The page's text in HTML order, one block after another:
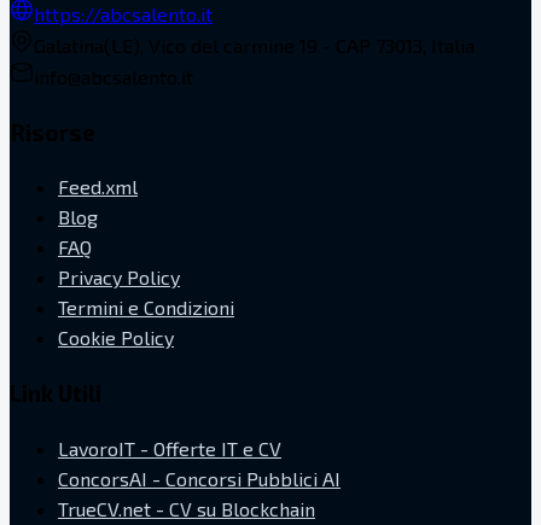
https://abcsalento.it
Feed.xml
Blog
FAQ
Privacy Policy
Termini e Condizioni
Cookie Policy
LavoroIT - Offerte IT e CV
ConcorsAI - Concorsi Pubblici AI
TrueCV.net - CV su Blockchain